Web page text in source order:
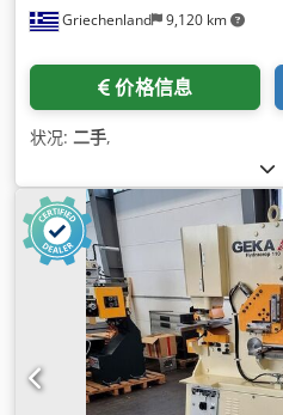
Griechenland 9,120 km
价格信息
状况: 二手,